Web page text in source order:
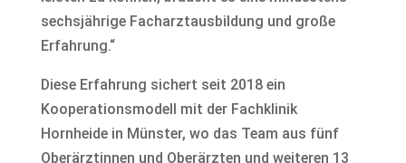
sechsjährige Facharztausbildung und große
Erfahrung.“
Diese Erfahrung sichert seit 2018 ein
Kooperationsmodell mit der Fachklinik
Hornheide in Münster, wo das Team aus fünf
Oberärztinnen und Oberärzten und weiteren 13